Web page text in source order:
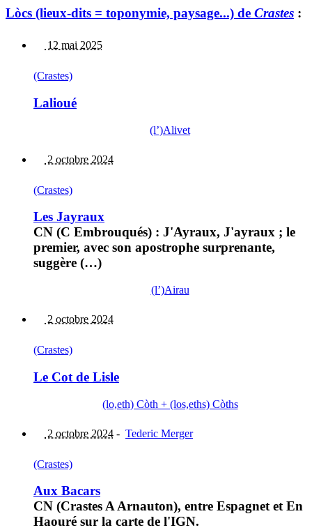
Lòcs (lieux-dits = toponymie, paysage...) de Crastes :
12 mai 2025
(Crastes)
Lalioué
(l’)Alivet
2 octobre 2024
(Crastes)
Les Jayraux
CN (C Embrouqués) : J'Ayraux, J'ayraux ; le
premier, avec son apostrophe surprenante,
suggère (…)
(l’)Airau
2 octobre 2024
(Crastes)
Le Cot de Lisle
(lo,eth) Còth + (los,eths) Còths
2 octobre 2024 - Tederic Merger
(Crastes)
Aux Bacars
CN (Crastes A Arnauton), entre Espagnet et En
Haouré sur la carte de l'IGN.